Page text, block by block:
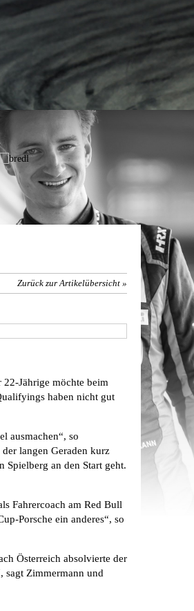
Zurück zur Artikelübersicht »
Jährige möchte beim
haben nicht gut
ausmachen“, so
langen Geraden kurz
an den Start geht.
Fahrercoach am Red Bull
Porsche ein anderes“, so
Österreich absolvierte der
sagt Zimmermann und